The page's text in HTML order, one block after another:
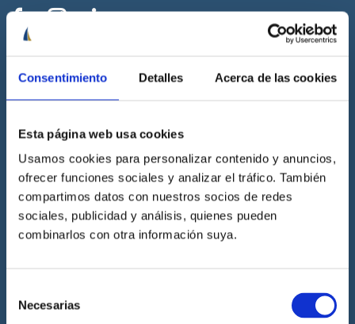
Consentimiento Detalles Acerca de las cookies
Esta página web usa cookies
Usamos cookies para personalizar contenido y anuncios,
ofrecer funciones sociales y analizar el tráfico. También
compartimos datos con nuestros socios de redes
sociales, publicidad y análisis, quienes pueden
combinarlos con otra información suya.
Necesarias
Escuela náutica
Contacta con Cenáutica
Historia de Cenáutica
Trabaja con Cenáutica
Sala de prensa
Preguntas frecuentes
Prácticas de titulaciones náuticas